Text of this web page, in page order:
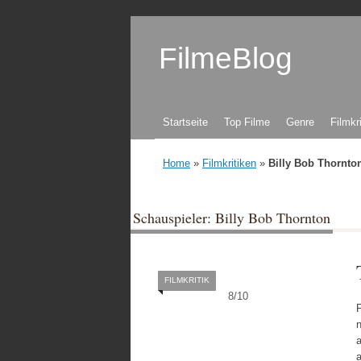
FilmeBlog
Zum Inhalt springen
Startseite Top Filme Genre
Home » Filmkritiken » Billy Bob
Schauspieler: Billy Bob Thornton
8/10
FILMKRITIK